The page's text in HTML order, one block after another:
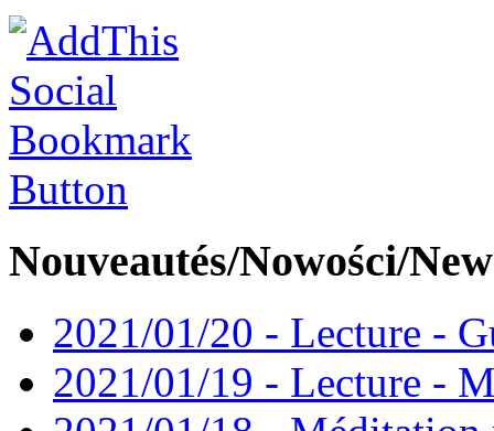
Nouveautés/Nowości/
2021/01/20 - Lecture -
2021/01/19 - Lecture -